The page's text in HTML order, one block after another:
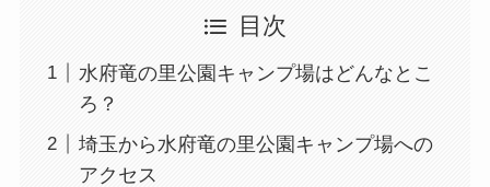
目次
水府竜の里公園キャンプ場はどんなとこ
ろ？
埼玉から水府竜の里公園キャンプ場への
アクセス